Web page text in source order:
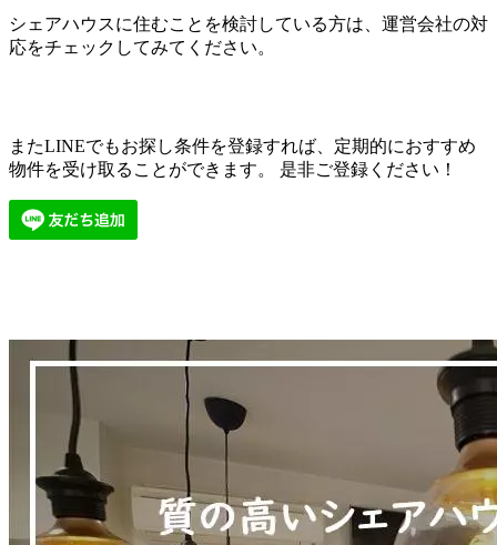
シェアハウスに住むことを検討している方は、運営会社の対
応をチェックしてみてください。
またLINEでもお探し条件を登録すれば、定期的におすすめ
物件を受け取ることができます。 是非ご登録ください！